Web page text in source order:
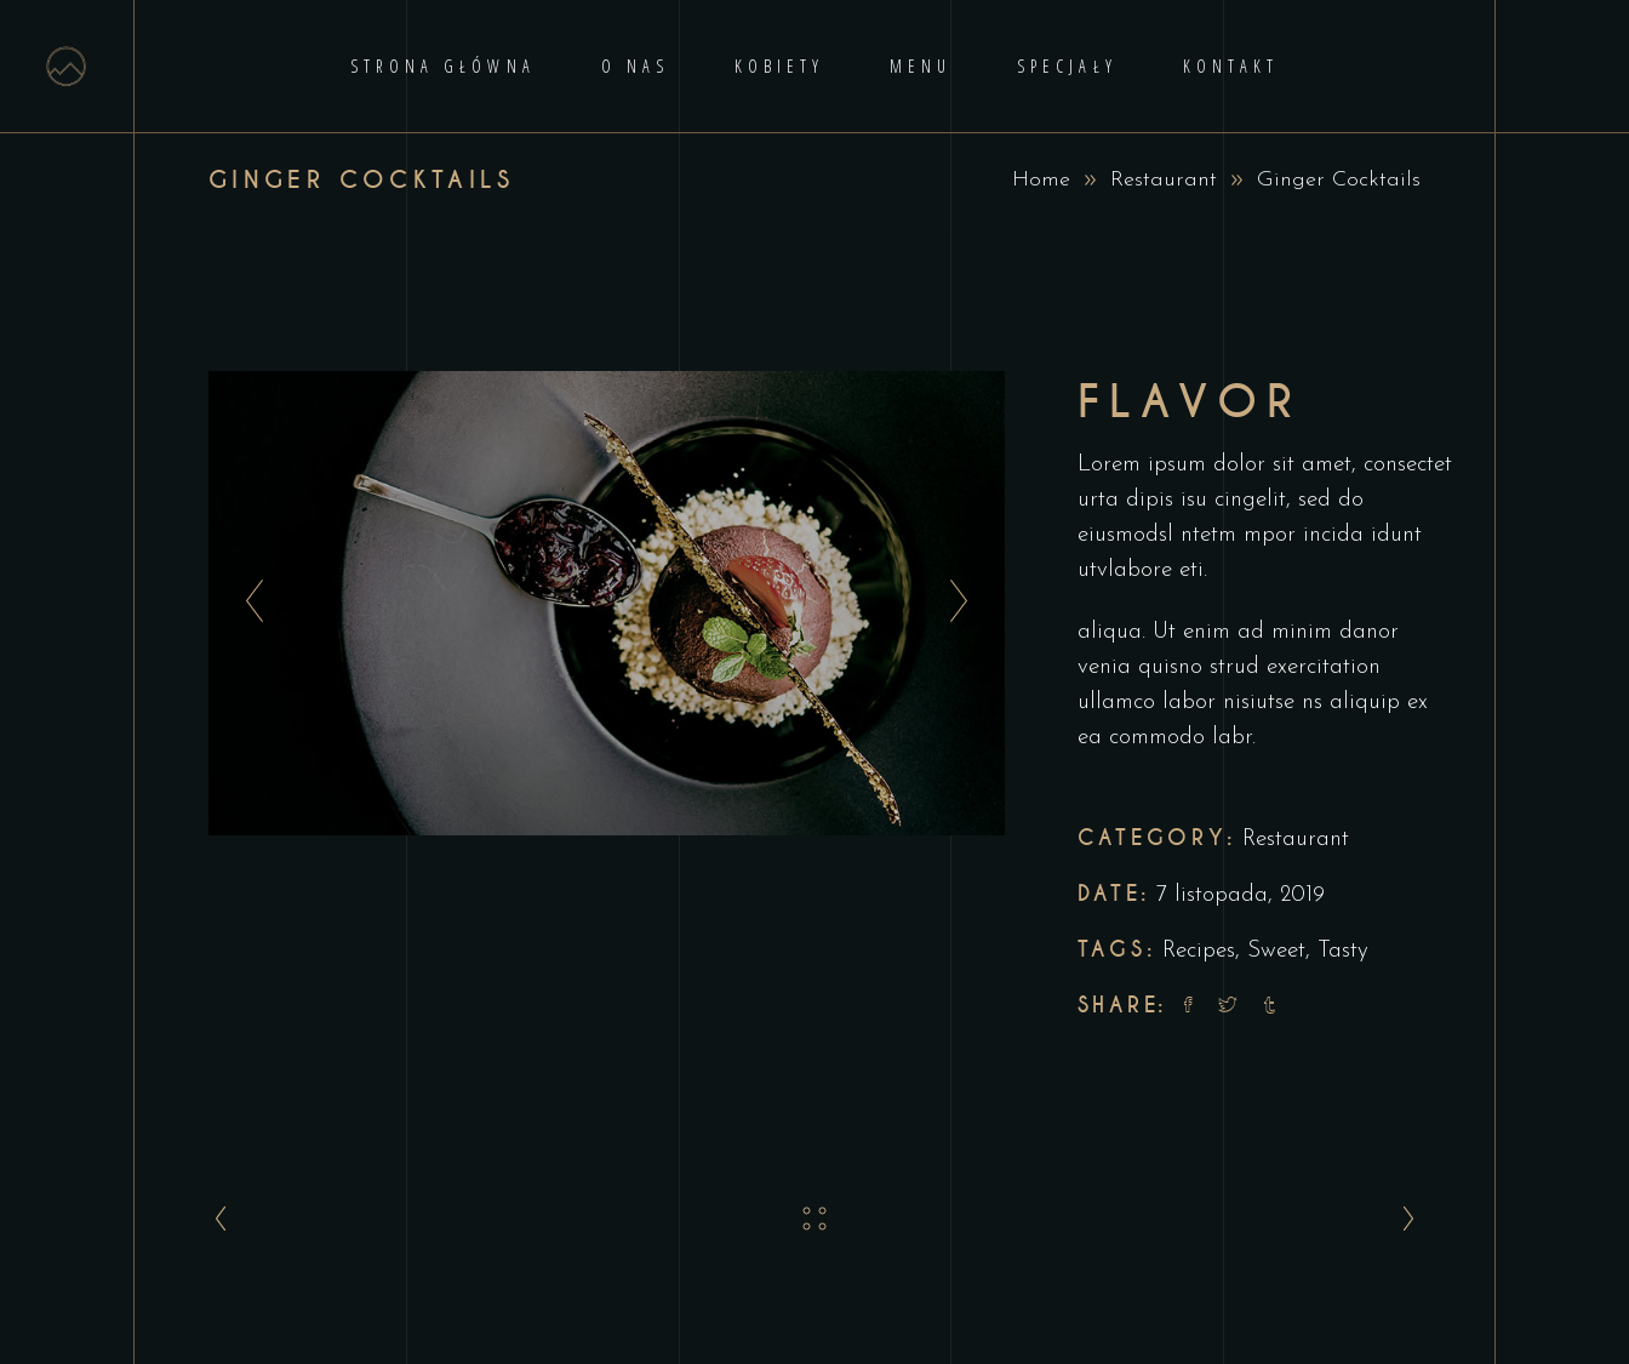
STRONA GŁÓWNA O NAS KOBIETY MENU SPECJAŁY KONTAKT
GINGER COCKTAILS Home Restaurant Ginger Cocktails
FLAVOR
Lorem ipsum dolor sit amet, consectet
urta dipis isu cingelit, sed do
eiusmodsl ntetm mpor incida idunt
utvlabore eti.
aliqua. Ut enim ad minim danor
venia quisno strud exercitation
ullamco labor nisiutse ns aliquip ex
ea commodo labr.
CATEGORY: Restaurant
DATE: 7 listopada, 2019
TAGS: Recipes, Sweet, Tasty
SHARE: